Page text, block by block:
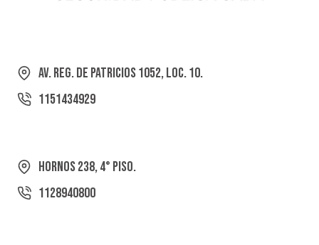
Av. Reg. de Patricios 1052, Loc. 10.
1151434929
Hornos 238, 4° Piso.
1128940800